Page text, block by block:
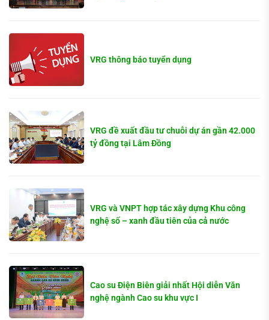
VRG thông báo tuyển dụng
VRG đề xuất đầu tư chuỗi dự án gần 42.000
tỷ đồng tại Lâm Đồng
VRG và VNPT hợp tác xây dựng Khu công
nghệ số – xanh đầu tiên của cả nước
Cao su Điện Biên giải nhất Hội diễn Văn
nghệ ngành Cao su khu vực I